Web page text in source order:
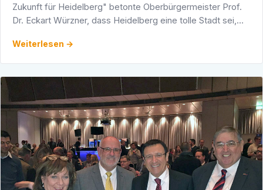
Zukunft für Heidelberg" betonte Oberbürgermeister Prof.
Dr. Eckart Würzner, dass Heidelberg eine tolle Stadt sei,
Weiterlesen →